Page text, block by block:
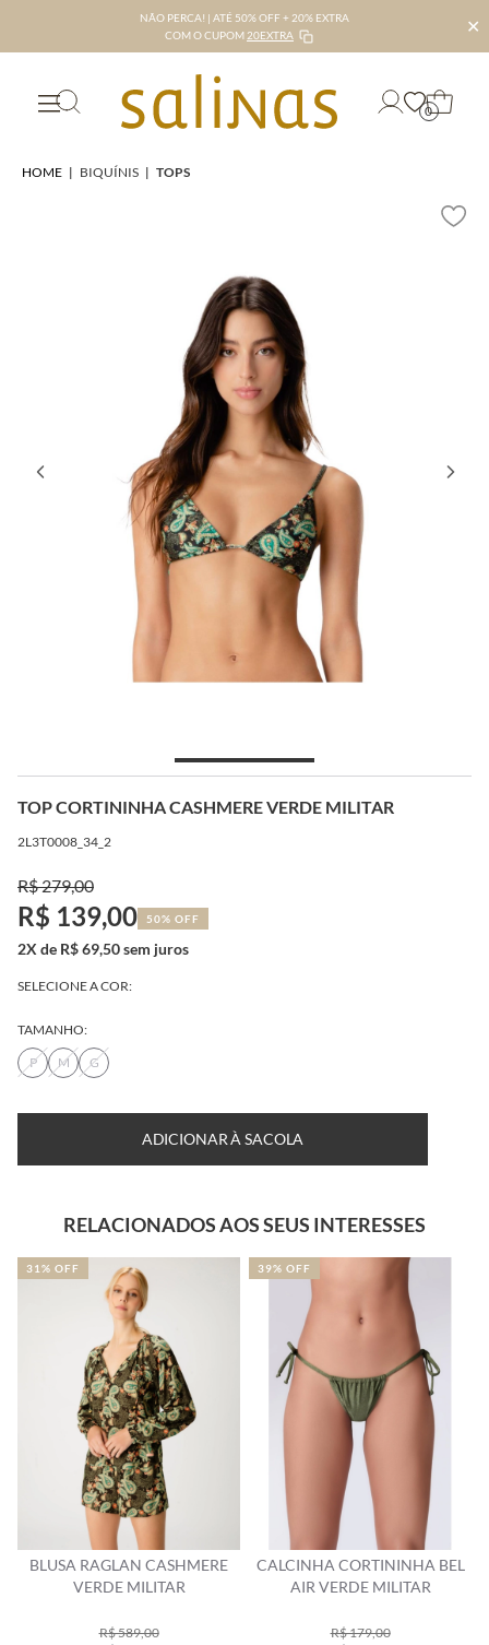
NÃO PERCA! | ATÉ 50% OFF + 20% EXTRA
COM O CUPOM 20EXTRA ✕
0
HOME | BIQUÍNIS | TOPS
TOP CORTININHA CASHMERE VERDE MILITAR
2L3T0008_34_2
R$ 279,00
R$ 139,00 50% OFF
2X de R$ 69,50 sem juros
SELECIONE A COR:
TAMANHO:
P
M G
RELACIONADOS AOS SEUS INTERESSES
VERDE MILITAR
AIR VERDE MILITAR
39% OFF